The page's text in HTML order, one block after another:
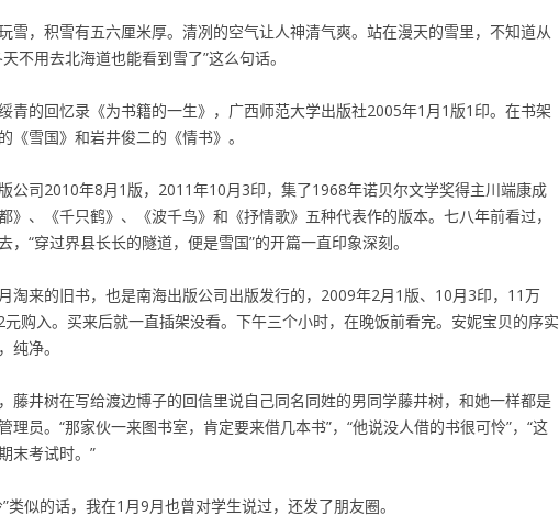
雪，积雪有五六厘米厚。清冽的空气让人神清气爽。站在漫天的雪里，不知道从
不用去北海道也能看到雪了”这么句话。
青的回忆录《为书籍的一生》，广西师范大学出版社2005年1月1版1印。在书架
《雪国》和岩井俊二的《情书》。
公司2010年8月1版，2011年10月3印，集了1968年诺贝尔文学奖得主川端康成
》、《千只鹤》、《波千鸟》和《抒情歌》五种代表作的版本。七八年前看过，
，“穿过界县长长的隧道，便是雪国”的开篇一直印象深刻。
淘来的旧书，也是南海出版公司出版发行的，2009年2月1版、10月3印，11万
购入。买来后就一直插架没看。下午三个小时，在晚饭前看完。安妮宝贝的序实
纯净。
藤井树在写给渡边博子的回信里说自己同名同姓的男同学藤井树，和她一样都是
理员。“那家伙一来图书室，肯定要来借几本书”，“他说没人借的书很可怜”，“这
末考试时。”
类似的话，我在1月9月也曾对学生说过，还发了朋友圈。